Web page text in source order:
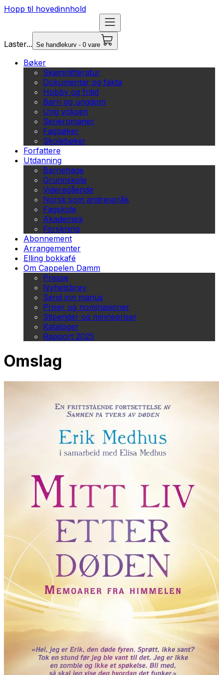
Hopp til hovedinnhold
Laster... Se handlekurv - 0 vare
Bøker
Skjønnlitteratur
Dokumentar og fakta
Hobby og fritid
Barn og ungdom
Ung voksen
Serieromaner
Fagbøker
Skolebøker
Forfattere
Utdanning
Barnehage
Grunnskole
Videregående
Norsk som andrespråk
Fagskole
Akademisk
Forskning
Abonnement
Arrangementer
Elling bokkafé
Om Cappelen Damm
Presse
Nyhetsbrev
Send inn manus
Priser og nominasjoner
Stipender og minnepriser
Kataloger
Rapport 2025
Omslag